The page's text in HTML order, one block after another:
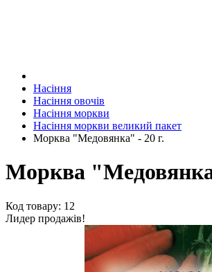
Насіння
Насіння овочів
Насіння моркви
Насіння моркви великий пакет
Морква "Медовянка" - 20 г.
Морква
Код товару: 12
Лидер продажів!